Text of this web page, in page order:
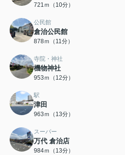
721ｍ（10分）
公民館
倉治公民館
878ｍ（11分）
寺院・神社
機物神社
953ｍ（12分）
駅
津田
963ｍ（13分）
スーパー
万代 倉治店
984ｍ（13分）